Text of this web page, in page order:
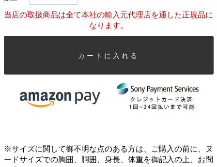
当店の取扱商品は全て本社の輸入元代理店を通した正規品に
なります。
カートに入れる
※サイズに関して御不明な点のある方は、ご購入の前に、ヌ
ードサイズでの胸囲、胴囲、身長、体重を御記入の上、お問